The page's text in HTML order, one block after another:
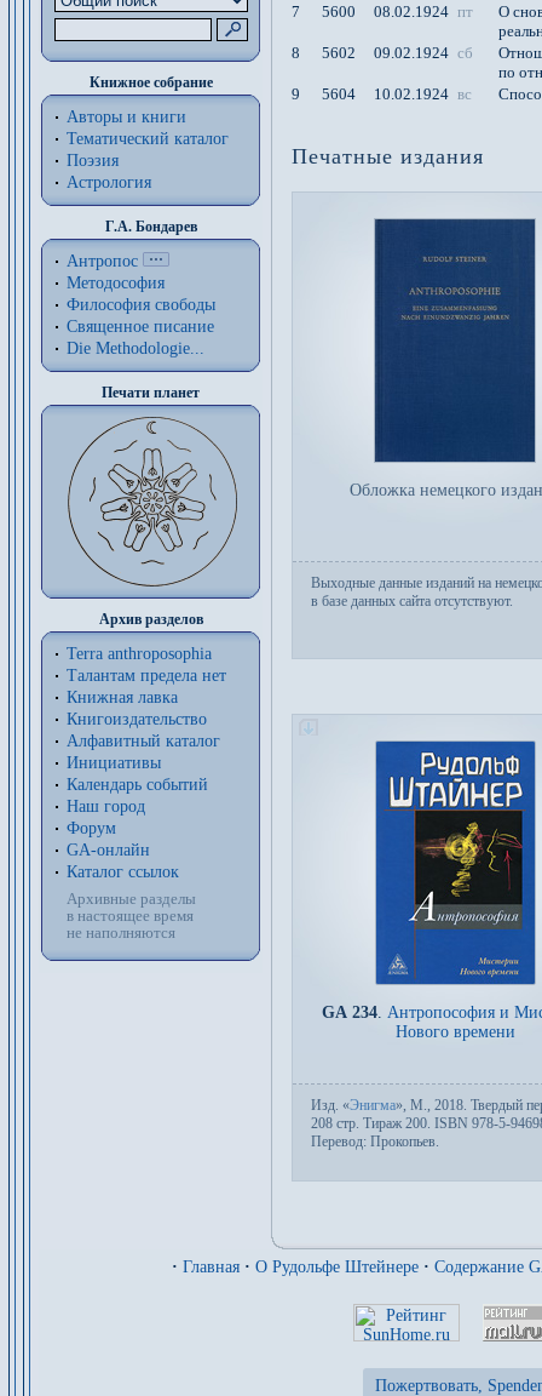
Книжное собрание
Авторы и книги
Тематический каталог
Поэзия
Астрология
Г.А. Бондарев
Антропос
Методософия
Философия cвободы
Священное писание
Die Methodologie...
Печати планет
Архив разделов
Terra anthroposophia
Талантам предела нет
Книжная лавка
Книгоиздательство
Алфавитный каталог
Инициативы
Календарь событий
Наш город
Форум
GA-онлайн
Каталог ссылок
Архивные разделы
в настоящее время
не наполняются
7
5600 08.02.1924 пт
О
8
5602 09.02.1924 сб
по
9
5604 10.02.1924 вс
Печатные издания
Обложка немецкого
Выходные данные изданий на
в базе данных сайта отсутствуют.
GA 234 Антропософия и
Нового времени
Изд. «Энигма», М., 2018. Твер­дый
208 стр. Тираж 200. ISBN 978-5-
Пере­вод: Прокопьев.
· Главная · О Рудольфе Штейнере · Содержание
Пожертвовать,